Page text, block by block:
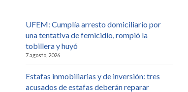
UFEM: Cumplía arresto domiciliario por
una tentativa de femicidio, rompió la
tobillera y huyó
7 agosto, 2026
Estafas inmobiliarias y de inversión: tres
acusados de estafas deberán reparar